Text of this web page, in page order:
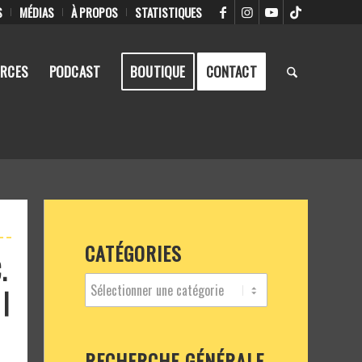
MÉDIAS À PROPOS STATISTIQUES
PODCAST BOUTIQUE CONTACT
CATÉGORIES